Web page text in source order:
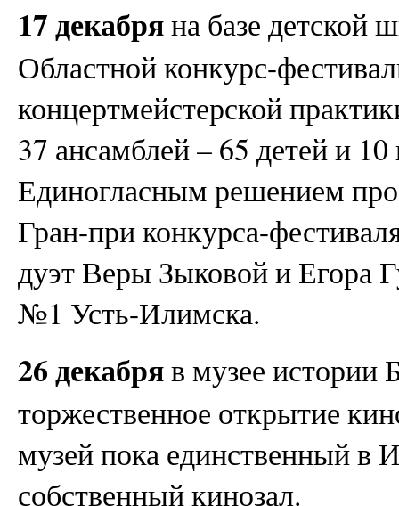
17 декабряна базе
Областной конкурс-
концертмейстерской
37 ансамблей – 65 детей и 10
Единогласным решением
Гран-при конкурса-
дуэт Веры Зыковой и Егора
№1 Усть-Илимска.
26 декабряв музее истории
торжественное открытие
музей пока единственный в
собственный кинозал.